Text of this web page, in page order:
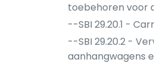
toebehoren voor
--SBI 29.20.1 -
--SBI 29.20.2 -
aanhangwagens